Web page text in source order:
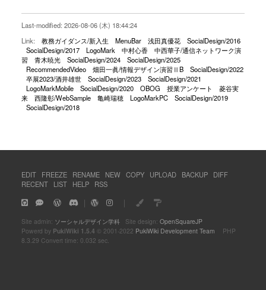
Last-modified: 2026-08-06 (木) 18:44:24
Link:
教務ガイダンス/新入生 MenuBar 浅田真優花
SocialDesign/2016
SocialDesign/2017
LogoMark 中村心香
中西華子/通信ネットワーク演
習
青木暁光 SocialDesign/2024
SocialDesign/2025
RecommendedVideo
畑田一眞/情報デザイン演習ⅡB
SocialDesign/2022
卒展2023/酒井雄世
SocialDesign/2023
SocialDesign/2021
LogoMarkMobile
SocialDesign/2020 OBOG 授業アンケート
菱谷実
来
西隆彰/WebSample 亀崎瑞穂 LogoMarkPC
SocialDesign/2019
SocialDesign/2018
EDIT FREEZE RENAME NEW COPY UPLOAD BACKUP
DIFF
RECENT
LIST HELP RSS
｜ ｜
Site admin: ソーシャルデザイン学科Site design: OpenSquareJP
Powerd by PukiWiki 1.5.4 © 2001-2022 PukiWiki Development Team PHP
8.3.29 Convert time: 0.032 sec.